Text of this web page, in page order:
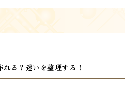
る？迷いを整理する！